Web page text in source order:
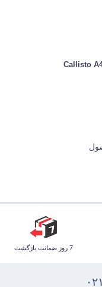
7 روز ضمانت بازگشت